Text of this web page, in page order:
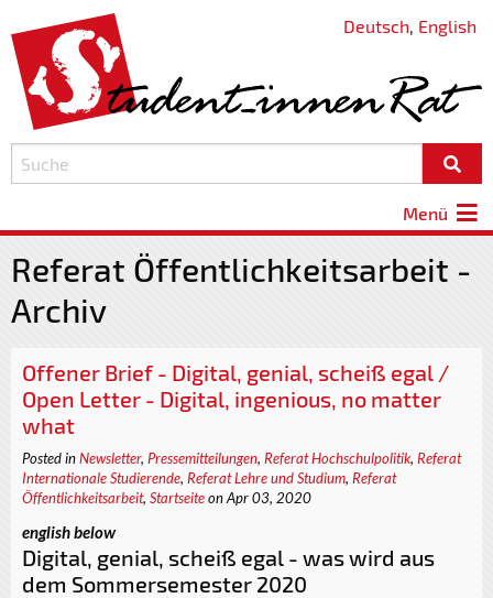
Deutsch, English
Menü
Referat Öffentlichkeitsarbeit -
Archiv
Offener Brief - Digital, genial, scheiß egal /
Open Letter - Digital, ingenious, no matter
what
Posted inNewsletter, Pressemitteilungen, Referat Hochschulpolitik, Referat
Internationale Studierende, Referat Lehre und Studium, Referat
Öffentlichkeitsarbeit, Startseiteon Apr 03, 2020
english below
Digital, genial, scheiß egal - was wird aus
dem Sommersemester 2020